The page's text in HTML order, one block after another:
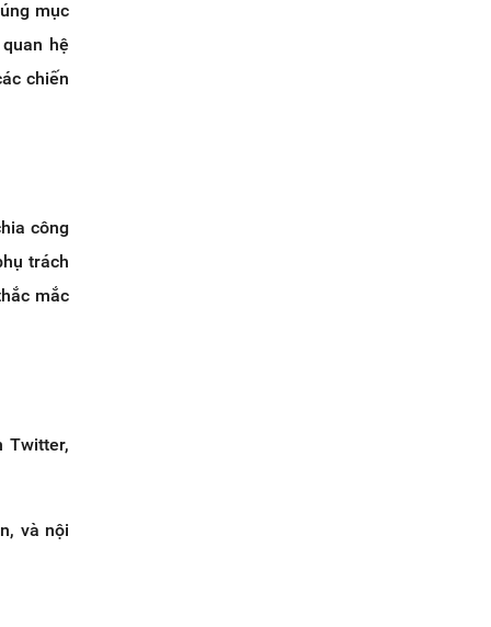
mục
hệ
chiến
công
trách
mắc
Twitter,
và nội